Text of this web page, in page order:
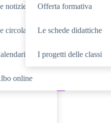
notizie
circolari
eventi
online
Offerta formativa
Le schede didattiche
I progetti delle classi
neiSERVIZI